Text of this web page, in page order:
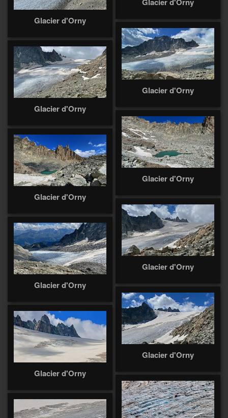
Glacier d'Orny
Glacier d'Orny
Glacier d'Orny
Glacier d'Orny
Glacier d'Orny
Glacier d'Orny
Glacier d'Orny
Glacier d'Orny
Glacier d'Orny